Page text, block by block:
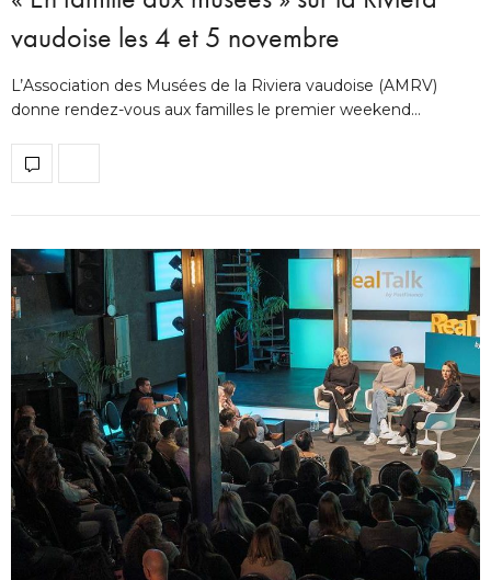
vaudoise les 4 et 5 novembre
L’Association des Musées de la Riviera vaudoise (AMRV)
donne rendez-vous aux familles le premier weekend…